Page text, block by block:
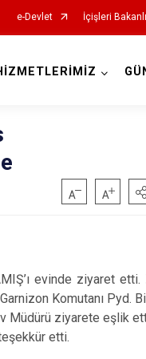
e-Devlet İçişleri
evinde ziyaret
Komutanı Pyd.
Müdürü ziyarete eşlik
etti.